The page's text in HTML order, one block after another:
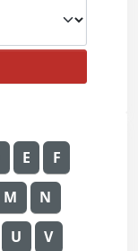
E F
M N
U V